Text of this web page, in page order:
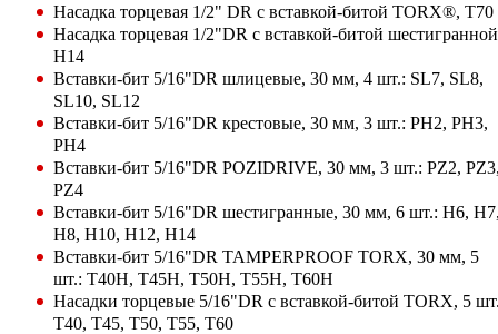
Насадка торцевая 1/2" DR с вставкой-битой TORX®, Т70
Насадка торцевая 1/2"DR с вставкой-битой
H14
Вставки-бит 5/16"DR шлицевые, 30 мм, 4 шт.: SL7, SL8,
SL10, SL12
Вставки-бит 5/16"DR крестовые, 30 мм, 3 шт.: PH2, PH3,
PH4
Вставки-бит 5/16"DR POZIDRIVE, 30 мм, 3 шт.: PZ2,
PZ4
Вставки-бит 5/16"DR шестигранные, 30 мм, 6 шт.: H6,
H8, H10, H12, H14
Вставки-бит 5/16"DR TAMPERPROOF TORX, 30 мм, 5
шт.: T40H, T45H, T50H, T55H, T60H
Насадки торцевые 5/16"DR с вставкой-битой TORX, 5
T40, T45, T50, T55, T60